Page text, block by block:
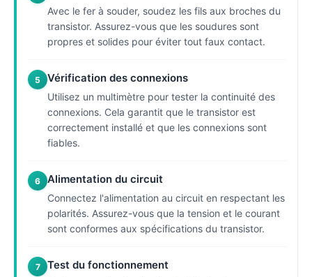
Avec le fer à souder, soudez les fils aux broches du
transistor. Assurez-vous que les soudures sont
propres et solides pour éviter tout faux contact.
5 Vérification des connexions
Utilisez un multimètre pour tester la continuité des
connexions. Cela garantit que le transistor est
correctement installé et que les connexions sont
fiables.
6 Alimentation du circuit
Connectez l'alimentation au circuit en respectant les
polarités. Assurez-vous que la tension et le courant
sont conformes aux spécifications du transistor.
7 Test du fonctionnement